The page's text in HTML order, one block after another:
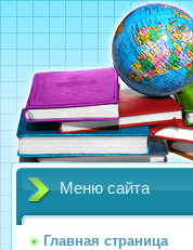
Меню сайта
Главная страница